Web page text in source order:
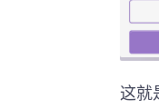
这就